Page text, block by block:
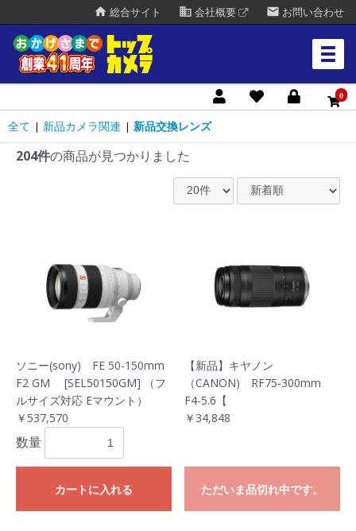
home 総合サイト business 会社概要 mail お問い合わせ
0
全て | 新品カメラ関連 | 新品交換レンズ
204件の商品が見つかりました
ソニー(sony) FE 50-150mm
F2 GM [SEL50150GM] （フ
ルサイズ対応 Eマウント）
￥537,570
数量
カートに入れる
【新品】キヤノン
（CANON) RF75-300mm
F4-5.6【
￥34,848
ただいま品切れ中です。